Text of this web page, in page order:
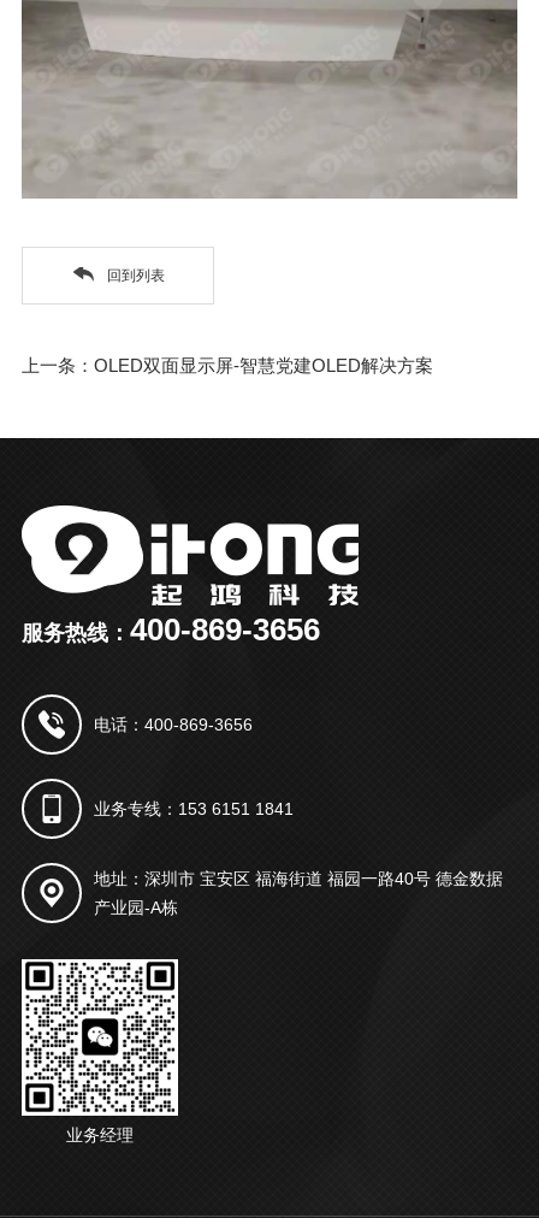
回到列表
上一条：OLED双面显示屏-智慧党建OLED解决方案
服务热线： 400-869-3656
电话：400-869-3656
业务专线：153 6151 1841
地址：深圳市 宝安区 福海街道 福园一路40号 德金数据
产业园-A栋
业务经理